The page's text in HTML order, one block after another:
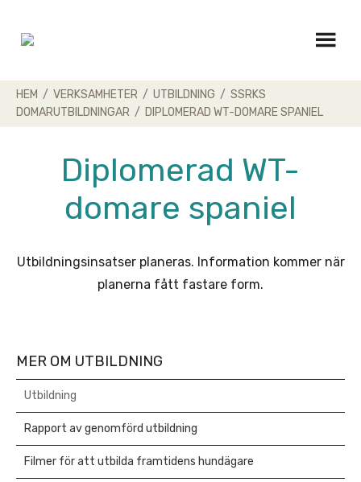
content
HEM / VERKSAMHETER / UTBILDNING / SSRKS
DOMARUTBILDNINGAR / DIPLOMERAD WT-DOMARE SPANIEL
Diplomerad WT-
domare spaniel
Utbildningsinsatser planeras. Information kommer när
planerna fått fastare form.
MER OM UTBILDNING
Utbildning
Rapport av genomförd utbildning
Filmer för att utbilda framtidens hundägare